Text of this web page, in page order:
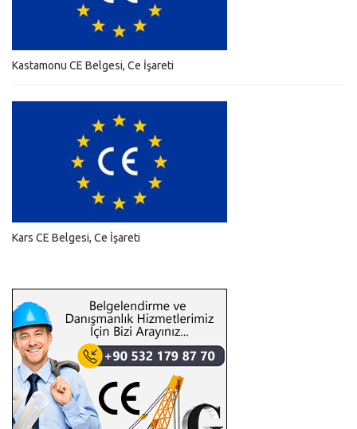
Kastamonu CE Belgesi, Ce İşareti
Kars CE Belgesi, Ce İşareti